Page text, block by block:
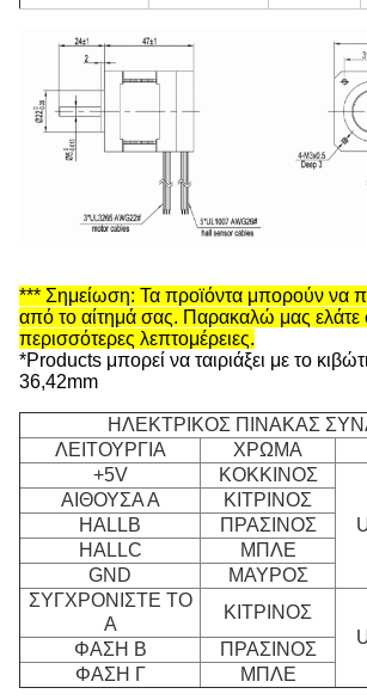
*** Σημείωση: Τα προϊόντα μπορούν να
από το αίτημά σας. Παρακαλώ μας ελάτε
περισσότερες λεπτομέρειες.
*Products μπορεί να ταιριάξει με το
36,42mm
ΗΛΕΚΤΡΙΚΟΣ ΠΙΝΑΚΑΣ
ΛΕΙΤΟΥΡΓΙΑ
ΧΡΩΜΑ
+5V
ΚΟΚΚΙΝΟΣ
ΑΙΘΟΥΣΑ Α
ΚΙΤΡΙΝΟΣ
HALLB
ΠΡΑΣΙΝΟΣ
HALLC
ΜΠΛΕ
GND
ΜΑΥΡΟΣ
ΣΥΓΧΡΟΝΙΣΤΕ ΤΟ
Α
ΚΙΤΡΙΝΟΣ
ΦΑΣΗ Β
ΠΡΑΣΙΝΟΣ
ΦΑΣΗ Γ
ΜΠΛΕ